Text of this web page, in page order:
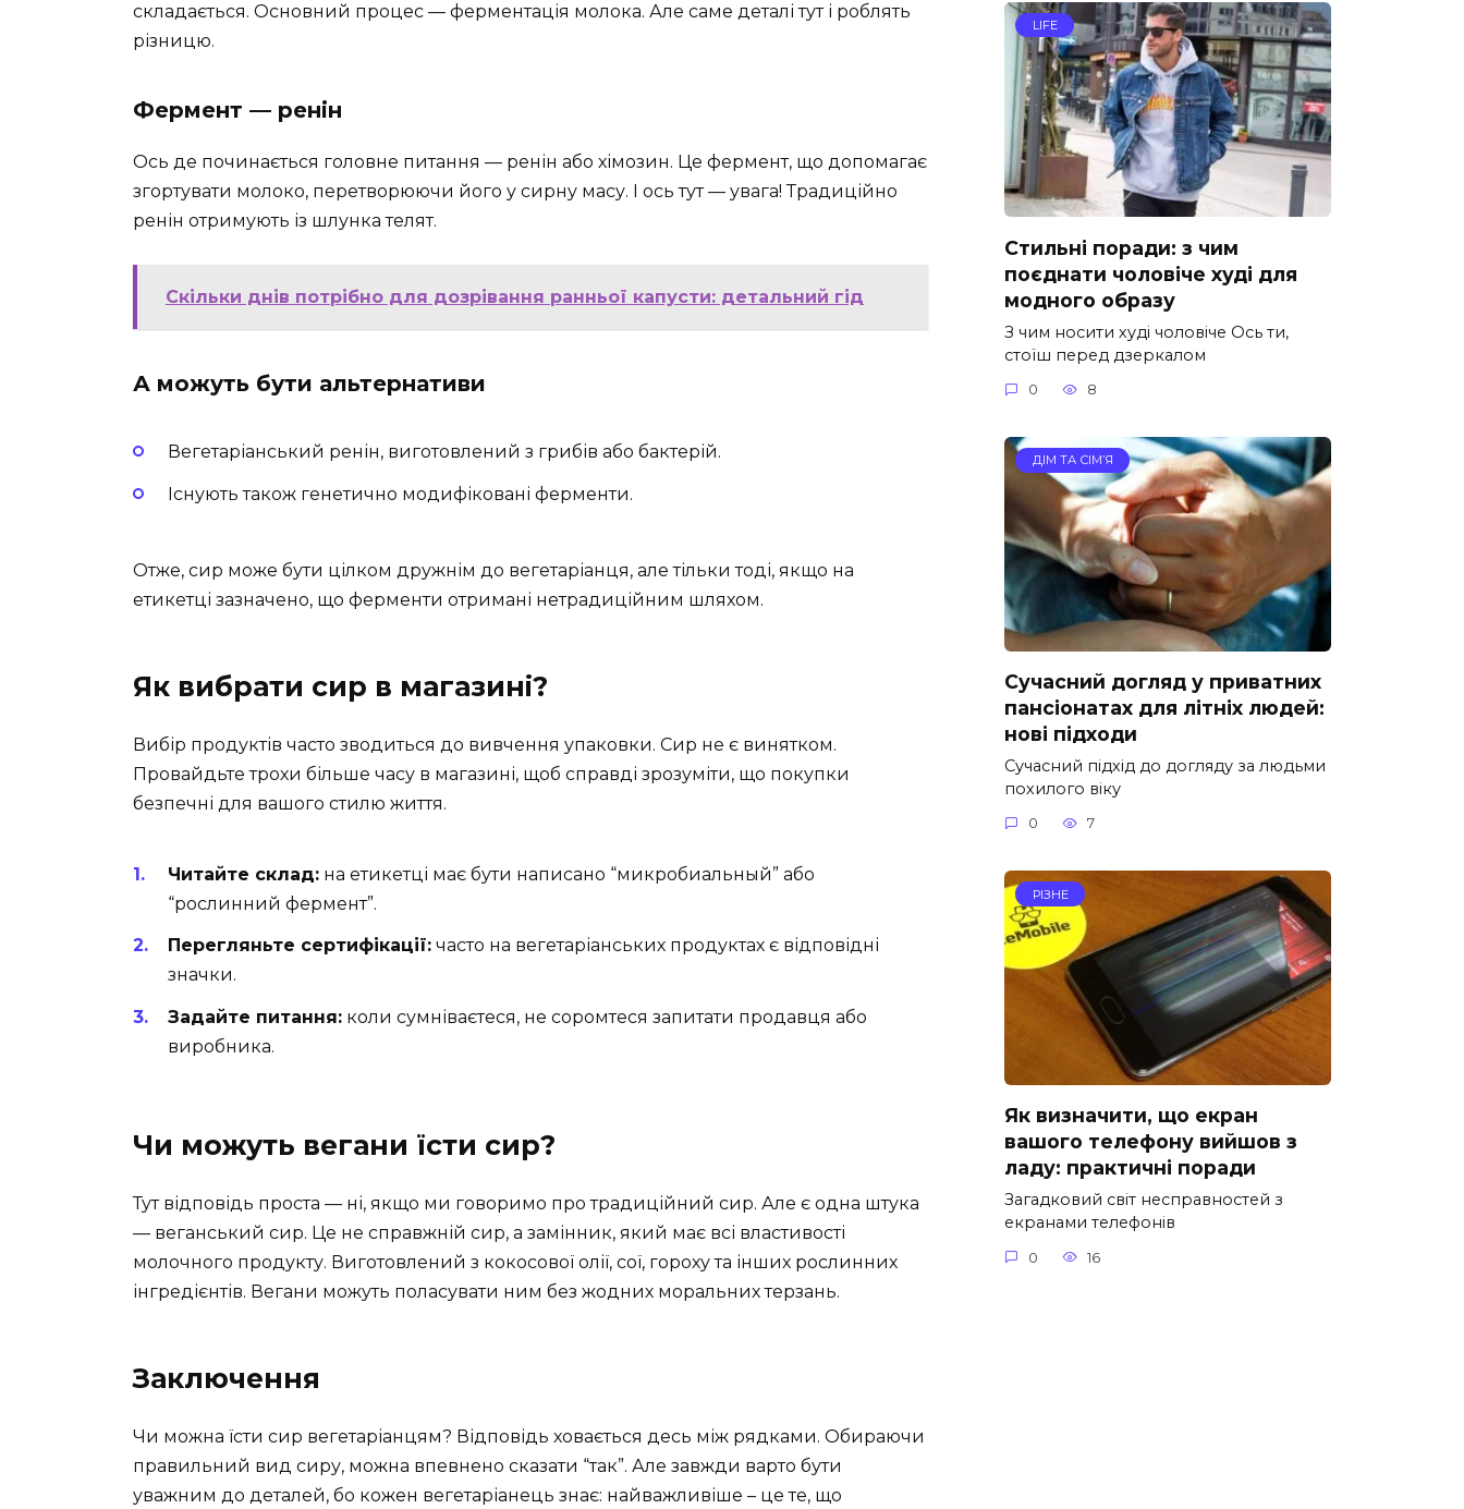
складається. Основний процес — ферментація молока. Але саме деталі тут і роблять
різницю.
Фермент — ренін
Ось де починається головне питання — ренін або хімозин. Це фермент, що допомагає
згортувати молоко, перетворюючи його у сирну масу. І ось тут — увага! Традиційно
ренін отримують із шлунка телят.
Скільки днів потрібно для дозрівання ранньої капусти: детальний гід
А можуть бути альтернативи
Вегетаріанський ренін, виготовлений з грибів або бактерій.
Існують також генетично модифіковані ферменти.
Отже, сир може бути цілком дружнім до вегетаріанця, але тільки тоді, якщо на
етикетці зазначено, що ферменти отримані нетрадиційним шляхом.
Як вибрати сир в магазині?
Вибір продуктів часто зводиться до вивчення упаковки. Сир не є винятком.
Провайдьте трохи більше часу в магазині, щоб справді зрозуміти, що покупки
безпечні для вашого стилю життя.
Читайте склад: на етикетці має бути написано “микробиальный” або
“рослинний фермент”.
Перегляньте сертифікації: часто на вегетаріанських продуктах є відповідні
значки.
Задайте питання: коли сумніваєтеся, не соромтеся запитати продавця або
виробника.
Чи можуть вегани їсти сир?
Тут відповідь проста — ні, якщо ми говоримо про традиційний сир. Але є одна штука
— веганський сир. Це не справжній сир, а замінник, який має всі властивості
молочного продукту. Виготовлений з кокосової олії, сої, гороху та інших рослинних
інгредієнтів. Вегани можуть поласувати ним без жодних моральних терзань.
Заключення
Чи можна їсти сир вегетаріанцям? Відповідь ховається десь між рядками. Обираючи
правильний вид сиру, можна впевнено сказати “так”. Але завжди варто бути
уважним до деталей, бо кожен вегетаріанець знає: найважливіше – це те, що
LIFE
Стильні поради: з чим
поєднати чоловіче худі для
модного образу
З чим носити худі чоловіче Ось ти,
стоїш перед дзеркалом
0 8
ДІМ ТА СІМ’Я
Сучасний догляд у приватних
пансіонатах для літніх людей:
нові підходи
Сучасний підхід до догляду за людьми
похилого віку
0 7
РІЗНЕ
Як визначити, що екран
вашого телефону вийшов з
ладу: практичні поради
Загадковий світ несправностей з
екранами телефонів
0 16